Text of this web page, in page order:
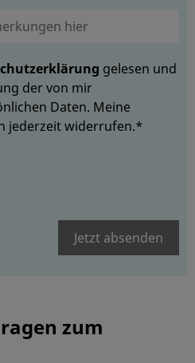
gelesen und
der von mir
Daten. Meine
jederzeit widerrufen.*
Jetzt absenden
zum